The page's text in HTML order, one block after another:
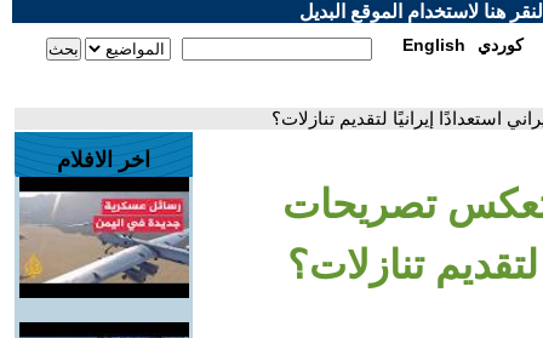
هنا لاستخدام الموقع البديل
English كوردي
إيرانيًا لتقديم تنازلات؟
تصريحات
تنازلات؟
اخر الافلام